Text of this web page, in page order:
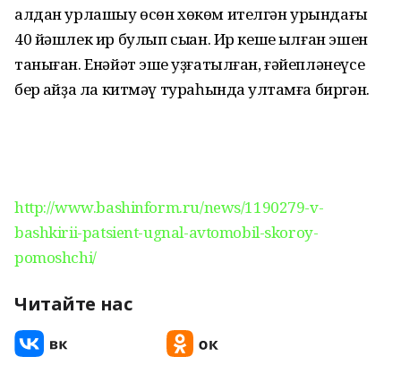
алдан урлашыу өсөн хөкөм ителгән урындағы
40 йәшлек ир булып сыҡҡан. Ир кеше ҡылған эшен
таныған. Енәйәт эше ҡуҙғатылған, ғәйепләнеүсе
бер ҡайҙа ла китмәү тураһында ҡултамға биргән.
http://www.bashinform.ru/news/1190279-v-
bashkirii-patsient-ugnal-avtomobil-skoroy-
pomoshchi/
Читайте нас